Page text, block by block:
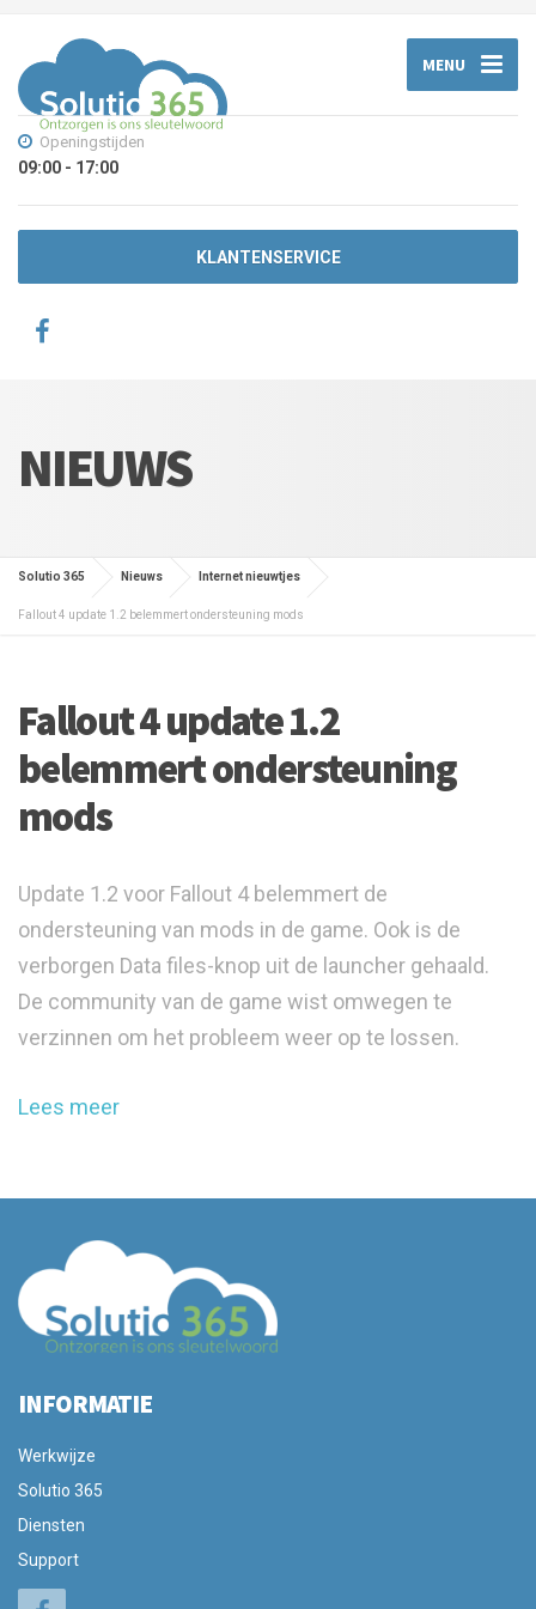
MENU
Openingstijden
09:00 - 17:00
KLANTENSERVICE
NIEUWS
Solutio 365 Nieuws Internet nieuwtjes
Fallout 4 update 1.2 belemmert ondersteuning mods
Fallout 4 update 1.2
belemmert ondersteuning
mods
Update 1.2 voor Fallout 4 belemmert de
ondersteuning van mods in de game. Ook is de
verborgen Data files-knop uit de launcher gehaald.
De community van de game wist omwegen te
verzinnen om het probleem weer op te lossen.
Lees meer
INFORMATIE
Werkwijze
Solutio 365
Diensten
Support